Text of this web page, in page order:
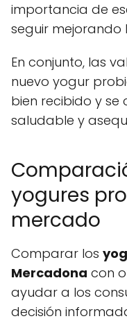
importancia de
seguir mejorando
En conjunto, las
nuevo yogur
bien recibido y se
saludable y
yogures
mercado
Comparar los
Mercadona con
ayudar a los
decisión